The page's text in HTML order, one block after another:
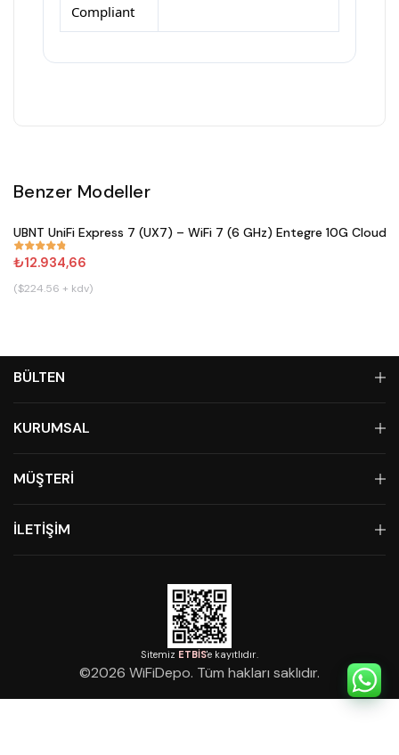
Compliant
Benzer Modeller
#833
UBNT UniFi Express 7 (UX7) – WiFi 7 (6 GHz) Entegre 10G
₺12.934,66
($224.56 + kdv)
BÜLTEN
KURUMSAL
MÜŞTERİ
İLETİŞİM
Sitemiz ETBİS'e kayıtlıdır.
©2026 WiFiDepo. Tüm hakları saklıdır.